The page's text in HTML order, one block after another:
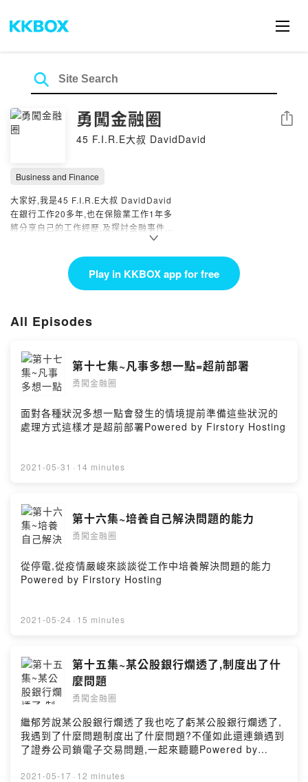
勇闖金融圈
45 F.I.R.E大叔 DavidDavid
Share
Business and Finance
大家好,我是45 F.I.R.E大叔 DavidDavid
在銀行工作20多年,也在保險業工作1年多
將分享自己的工作經歷,及探討金融事件
同時也會邀請老同事,分享各種銀行外派海外的工作經驗
希望對想進入金融圈或已經在金融圈聽眾的您們有所幫助
讓您們勇闖金融圈~
https://reurl.cc/7yjaa1
FIRSTORY:https://reurl.cc/1g1j2V
GOOGLE PODCAST:
APPLE PODCAST:https://reurl.cc/OXv9O3
Powered by Firstory Hosting
Play in KKBOX app for free
All Episodes
第十七集~凡事多想一點=超前部署
勇闖金融圈
面對各種狀況多想一點會發生的情境提前準備這些狀況的
處理方式這樣才是超前部署Powered by Firstory Hosting
2021-05-31 · 14 minutes
第十六集~培養自己解決問題的能力
勇闖金融圈
從停電,從疫情嚴峻來談談從工作中培養解決問題的能力
Powered by Firstory Hosting
2021-05-24 · 15 minutes
第十五集~某公股銀行爛透了,制度出了什
麼問題
勇闖金融圈
繼郁芳說某公股銀行爛透了我也吃了虧某公股銀行爛透了,
我遇到了什麼問題制度出了什麼問題?不僅如此還連鎖遇到
了證券公司鎖電子交易問題,一起來聽聽Powered by
2021-05-17 · 12 minutes